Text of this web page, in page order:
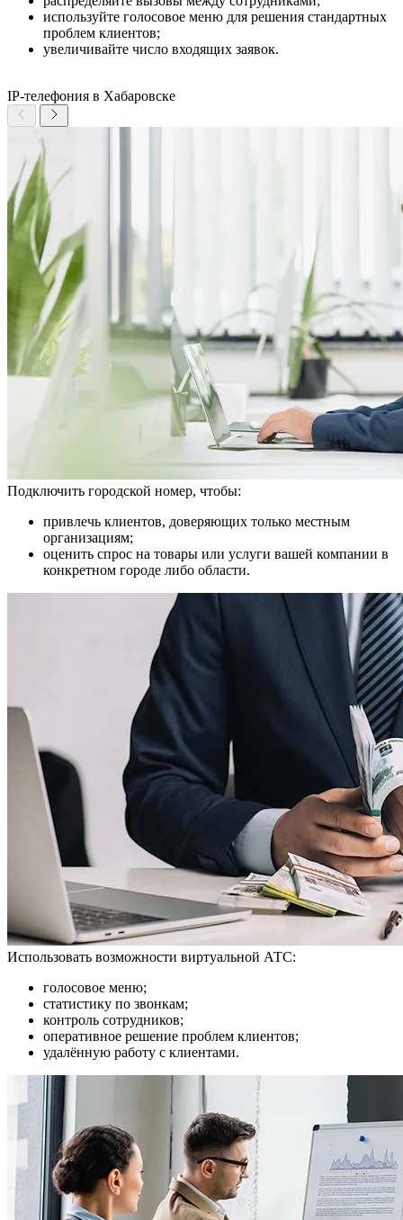
используйте голосовое меню для решения стандартных
проблем клиентов;
увеличивайте число входящих заявок.
IP-телефония в Хабаровске
Подключить городской номер, чтобы:
привлечь клиентов, доверяющих только местным
организациям;
оценить спрос на товары или услуги вашей компании в
конкретном городе либо области.
Использовать возможности виртуальной АТС:
голосовое меню;
статистику по звонкам;
контроль сотрудников;
оперативное решение проблем клиентов;
удалённую работу с клиентами.